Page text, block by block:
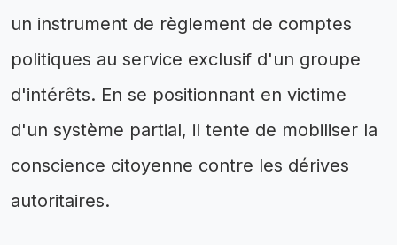
un instrument de règlement de comptes
politiques au service exclusif d'un groupe
d'intérêts. En se positionnant en victime
d'un système partial, il tente de mobiliser la
conscience citoyenne contre les dérives
autoritaires.